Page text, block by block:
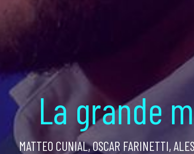
La grande
MATTEO CUNIAL, OSCAR FARINETTI,